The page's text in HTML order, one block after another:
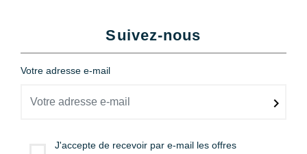
Suivez-nous
Votre adresse e-mail
J'accepte de recevoir par e-mail les offres